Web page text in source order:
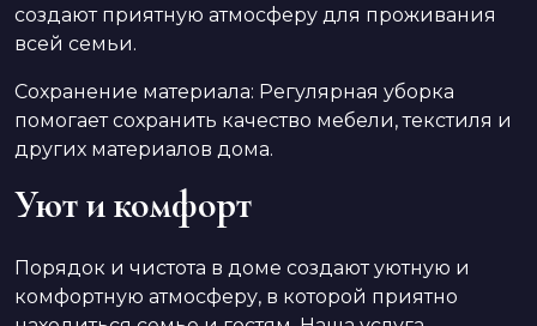
создают приятную атмосферу для проживания
всей семьи.
Сохранение материала: Регулярная уборка
помогает сохранить качество мебели, текстиля и
других материалов дома.
Уют и комфорт
Порядок и чистота в доме создают уютную и
комфортную атмосферу, в которой приятно